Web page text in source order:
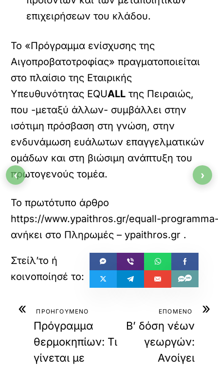
επιχειρήσεων του κλάδου.
Το «Πρόγραμμα ενίσχυσης της
Αιγοπροβατοτροφίας» πραγματοποιείται
στο πλαίσιο της Εταιρικής
Υπευθυνότητας EQUALL της Πειραιώς,
που -μεταξύ άλλων- συμβάλλει στην
ισότιμη πρόσβαση στη γνώση, στην
ενδυνάμωση ευάλωτων επαγγελματικών
ομάδων και στη βιώσιμη ανάπτυξη του
πρωτογενούς τομέα.
Το πρωτότυπο άρθρο
https://www.ypaithros.gr/equall-
ανήκει στο Πληρωμές – ypaithros.gr .
« ΠΡΟΗΓΟΥΜΕΝΟ
Πρόγραμμα
θερμοκηπίων: Τι
γίνεται με
»
ΕΠΟΜΕΝΟ
Β’ δόση νέων
γεωργών:
Ανοίγει
‹ ›